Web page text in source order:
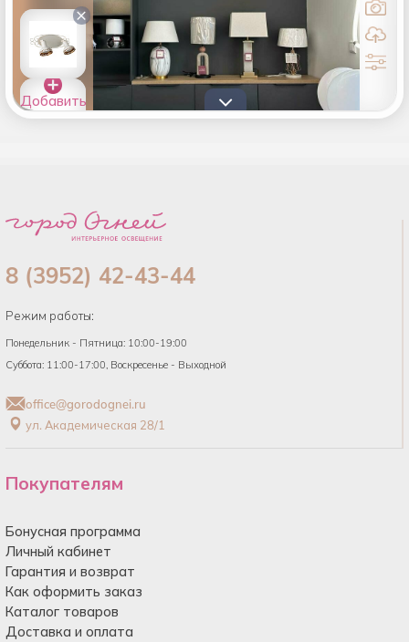
×
Добавить
товары в
8 (3952) 42-43-44
Режим работы:
Понедельник - Пятница: 10:00-19:00
Суббота: 11:00-17:00, Воскресенье - Выходной
office@gorodognei.ru
ул. Академическая 28/1
Покупателям
Бонусная программа
Личный кабинет
Гарантия и возврат
Как оформить заказ
Каталог товаров
Доставка и оплата